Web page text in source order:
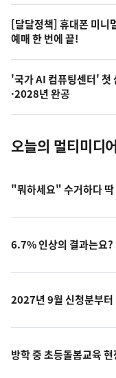
오
늘
의
사
진
[달달정책] 휴대폰 미니
예매 한 번에 끝!
'국가 AI 컴퓨팅센터'
·2028년 완공
오늘의 멀티미디
"뭐하세요" 수거하다 딱
6.7% 인상의 결과는요?
2027년 9월 신청분부
방학 중 초등돌봄교육